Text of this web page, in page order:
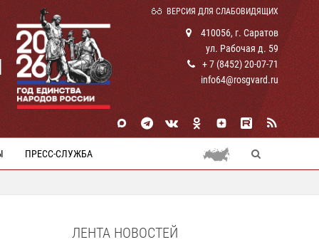
ВЕРСИЯ ДЛЯ СЛАБОВИДЯЩИХ
410056, г. Саратов
ул. Рабочая д. 59
+ 7 (8452) 20-07-71
info64@rosgvard.ru
ПРЕСС-СЛУЖБА
ЛЕНТА НОВОСТЕЙ